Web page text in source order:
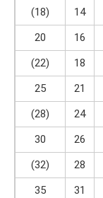
(18) 14
20
16
(22)
18
25
21
(28)
24
30
26
(32)
28
35
31